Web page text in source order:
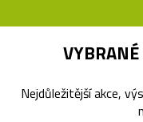
VYBRANÉ
Nejdůležitější akce,